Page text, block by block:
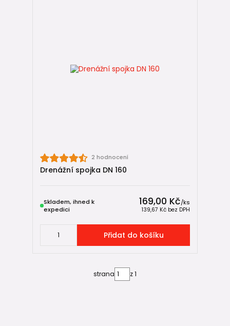
2 hodnocení
Drenážní spojka DN 160
169,00 Kč/ks
139,67 Kč bez DPH
Skladem, ihned k
expedici
Přidat do košíku
strana z 1